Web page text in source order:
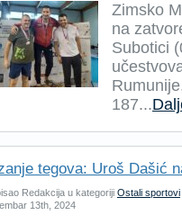
Zimsko
na
Subotici
187...
tegova: Uroš Dašić
Redakcija u kategoriji Ostali sportovi
13th, 2024